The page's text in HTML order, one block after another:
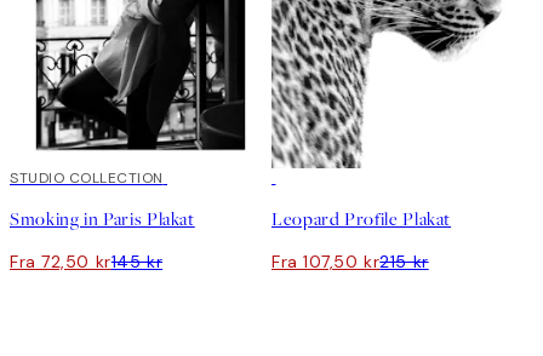
50%*
STUDIO COLLECTION
Smoking in Paris Plakat
Fra 72,50 kr145 kr
Leopard Profile Plakat
Fra 107,50 kr215 kr